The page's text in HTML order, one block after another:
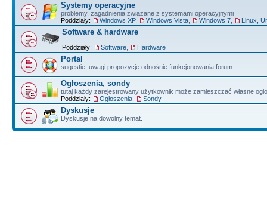
Systemy operacyjne
problemy, zagadnienia związane z systemami operacyjnymi
Poddziały:
Windows XP, Windows Vista Windows 7 Linux,
Software & hardware
Poddziały: Software Hardware
Portal
sugestie, uwagi propozycje odnośnie funkcjonowania forum
Ogłoszenia, sondy
tutaj każdy zarejestrowany użytkownik może zamieszczać własne
Poddziały:
Ogłoszenia Sondy
Dyskusje
Dyskusje na dowolny temat.